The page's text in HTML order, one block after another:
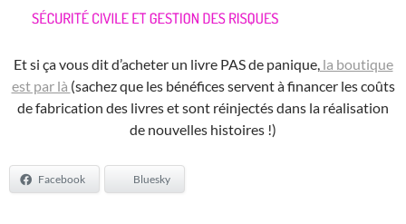
Et si ça vous dit d’acheter un livre PAS de panique,la boutique
est par là (sachez que les bénéfices servent à financer les coûts
de fabrication des livres et sont réinjectés dans la réalisation
de nouvelles histoires !)
Facebook Bluesky